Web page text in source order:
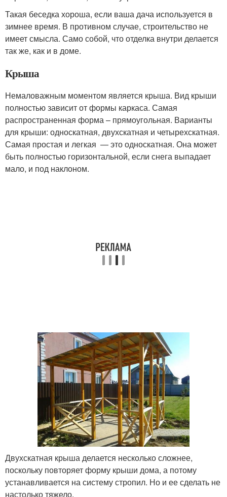
Такая беседка хороша, если ваша дача используется в
зимнее время. В противном случае, строительство не
имеет смысла. Само собой, что отделка внутри делается
так же, как и в доме.
Крыша
Немаловажным моментом является крыша. Вид крыши
полностью зависит от формы каркаса. Самая
распространенная форма – прямоугольная. Варианты
для крыши: односкатная, двухскатная и четырехскатная.
Самая простая и легкая — это односкатная. Она может
быть полностью горизонтальной, если снега выпадает
мало, и под наклоном.
Двухскатная крыша делается несколько сложнее,
поскольку повторяет форму крыши дома, а потому
устанавливается на систему стропил. Но и ее сделать не
настолько тяжело.